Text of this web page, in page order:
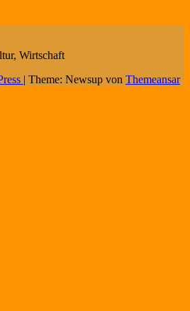
Wirtschaft
| Theme: Newsup von Themeansar